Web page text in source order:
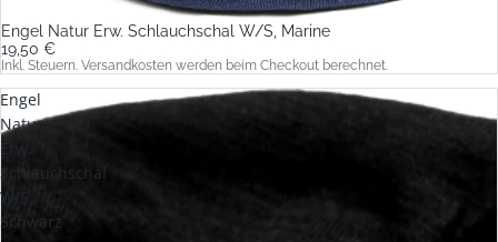
Engel Natur Erw. Schlauchschal W/S, Marine
19,50 €
Inkl. Steuern. Versandkosten werden beim Checkout berechnet.
Engel
Natur
Erw.
Schlauchschal
W/S,
Schwarz